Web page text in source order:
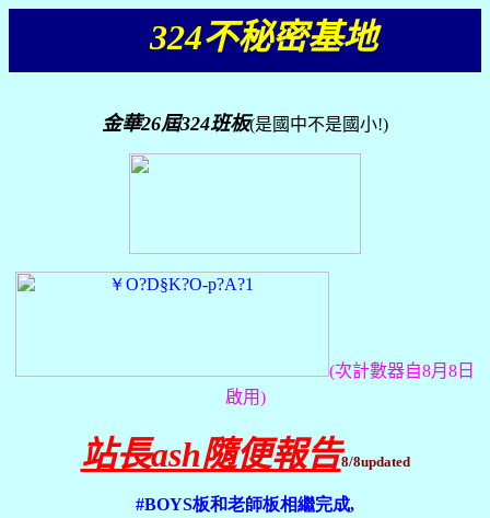
324不秘密基地
金華26屆324班板(是國中不是國小!)
(次計數器自8月8日
啟用)
站長ash隨便報告8/8updated
#BOYS板和老師板相繼完成,